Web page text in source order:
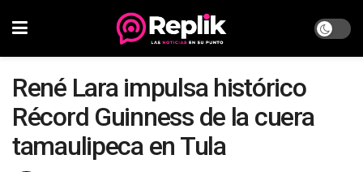
René Lara impulsa histórico
Récord Guinness de la cuera
tamaulipeca en Tula